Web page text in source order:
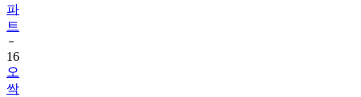
파
트
16
오
싹